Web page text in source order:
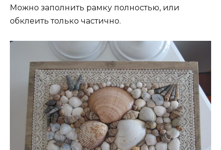
Можно заполнить рамку полностью, или
обклеить только частично.